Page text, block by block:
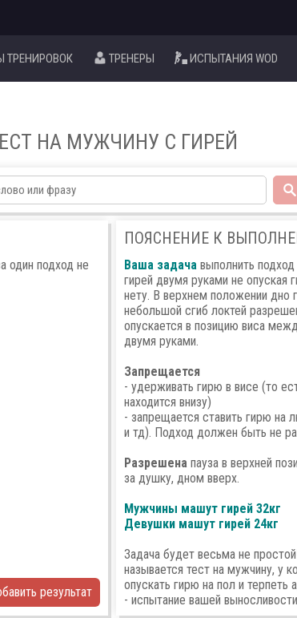
ТРЕНИРОВОК ТРЕНЕРЫ ИСПЫТАНИЯ WOD
НА МУЖЧИНУ С ГИРЕЙ
один подход не
результат
ПОЯСНЕНИЕ К
Ваша задача выполнить
гирей двумя руками не опуская
нету. В верхнем положении дно
небольшой сгиб локтей
опускается в позицию виса
двумя руками.
Запрещается
- удерживать гирю в висе (то
находится внизу)
- запрещается ставить гирю на
и тд). Подход должен быть не
Разрешена пауза в верхней
за душку, дном вверх.
Мужчины машут гирей 32кг
Девушки машут гирей 24кг
Задача будет весьма не
называется тест на мужчину, у
опускать гирю на пол и
- испытание вашей